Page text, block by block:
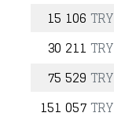
15 106 TRY
30 211 TRY
75 529 TRY
151 057 TRY